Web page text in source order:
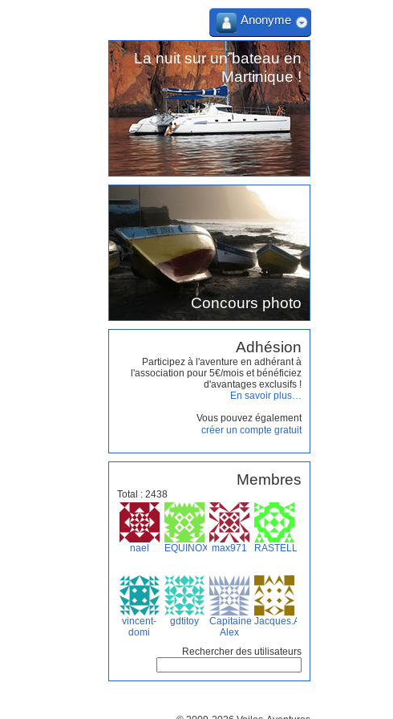
La nuit sur un bateau en
Martinique !
Concours photo
Adhésion
Participez à l'aventure en adhérant à
l'association pour 5€/mois et bénéficiez
d'avantages exclusifs !
En savoir plus…
Vous pouvez également
créer un compte gratuit
Membres
Total : 2438
nael EQUINOX max971 RASTELLI
vincent-
domi
gdtitoy
Capitaine
Alex
Jacques.A
Rechercher des utilisateurs
Anonyme